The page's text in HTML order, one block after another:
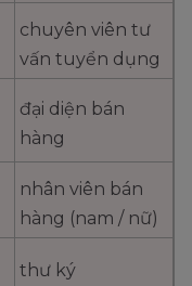
chuyên viên tư
vấn tuyển dụng
đại diện bán
hàng
nhân viên bán
hàng (nam / nữ)
thư ký